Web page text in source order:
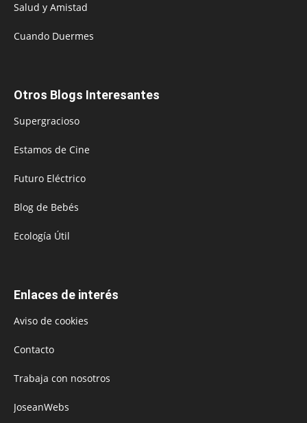
Salud y Amistad
Cuando Duermes
Otros Blogs Interesantes
Supergracioso
Estamos de Cine
Futuro Eléctrico
Blog de Bebés
Ecología Útil
Enlaces de interés
Aviso de cookies
Contacto
Trabaja con nosotros
JoseanWebs